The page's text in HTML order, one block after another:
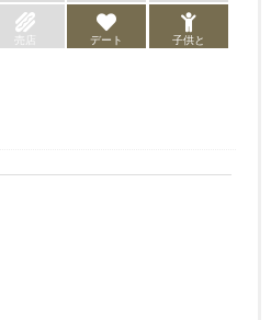
売店 デート 子供と